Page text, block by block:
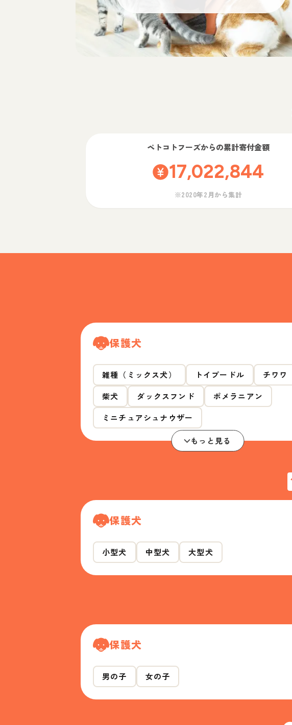
ペトコトフーズからの累計寄付金額
17,022,844
※2020年2月から集計
保護犬
雑種（ミックス犬） トイプードル
チワワ
柴犬
ダックスフンド
ポメラニアン
ミニチュアシュナウザー
もっと見る
保護犬
小型犬 中型犬 大型犬
保護犬
男の子 女の子